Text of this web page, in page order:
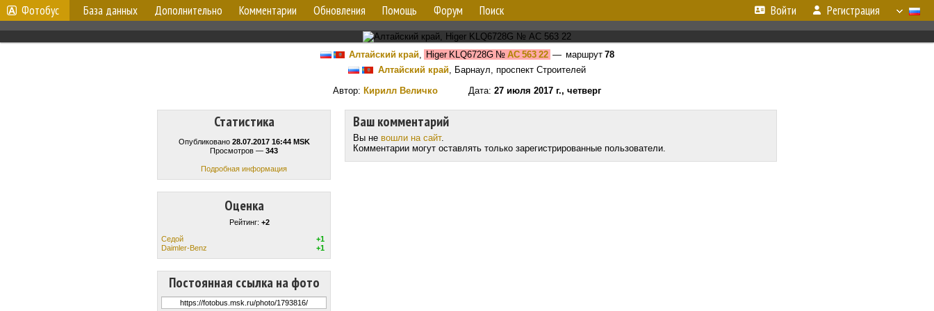
Фотобус База данных Дополнительно Комментарии Обновления Помощь Форум Поиск Войти Регистрация
Алтайский край, Higer KLQ6728G№ АС 563 22 — маршрут 78
Алтайский край, Барнаул, проспект Строителей
Автор: Кирилл Величко Дата: 27 июля 2017 г., четверг
Статистика
Опубликовано 28.07.2017 16:44 MSK
Просмотров — 343
Подробная информация
Оценка
Рейтинг: +2
Cедой
+1
Daimler-Benz
+1
Постоянная ссылка на фото
Ваш комментарий
Вы не вошли на сайт.
Комментарии могут оставлять только зарегистрированные пользователи.